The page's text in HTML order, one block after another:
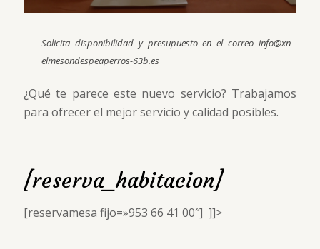
Solicita disponibilidad y presupuesto en el correo info@xn--
elmesondespeaperros-63b.es
¿Qué te parece este nuevo servicio? Trabajamos
para ofrecer el mejor servicio y calidad posibles.
[reserva_habitacion]
[reservamesa fijo=»953 66 41 00″] ]]>